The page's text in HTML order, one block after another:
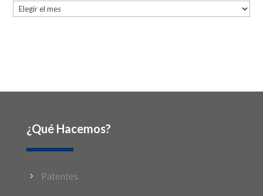
Archives
¿Qué Hacemos?
5 Patentes